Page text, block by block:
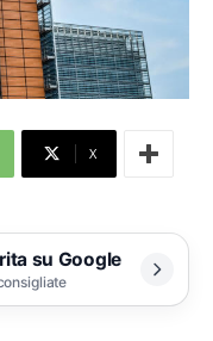
X
su Google